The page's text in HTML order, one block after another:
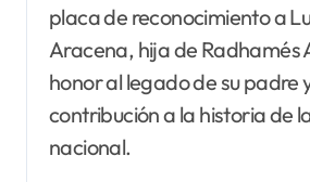
placa de reconocimiento a
Aracena, hija de Radhamés
honor al legado de su padre
contribución a la historia de
nacional.